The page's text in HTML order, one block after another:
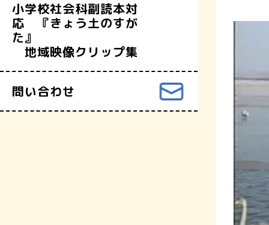
小学校社会科副読本対
応 『きょう土のすが
た』
地域映像クリップ集
問い合わせ